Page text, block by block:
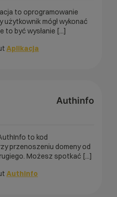
to oprogramowanie
mógł wykonać
to być wysłanie [...]
Aplikacja
Authinfo
to kod
przenoszeniu domeny od
Możesz spotkać [...]
Authinfo